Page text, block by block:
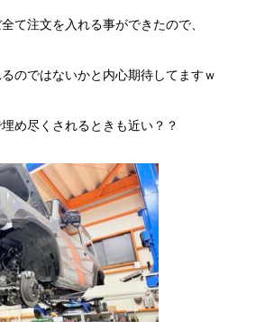
て注文を入れる事ができたので、
のではないかと内心期待してますｗ
め尽くされるときも近い？？